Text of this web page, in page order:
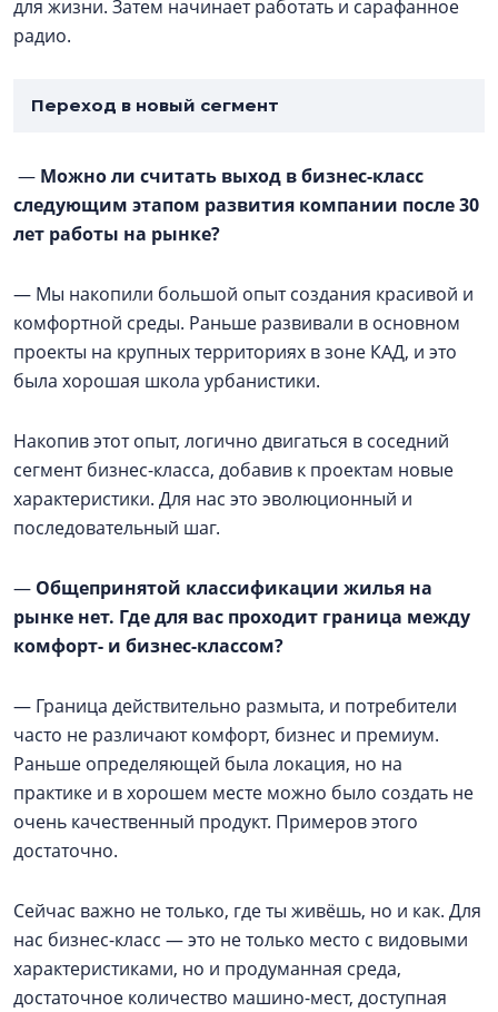
для жизни. Затем начинает работать и сарафанное
радио.
Переход в новый сегмент
— Можно ли считать выход в бизнес-класс
следующим этапом развития компании после 30
лет работы на рынке?
— Мы накопили большой опыт создания красивой и
комфортной среды. Раньше развивали в основном
проекты на крупных территориях в зоне КАД, и это
была хорошая школа урбанистики.
Накопив этот опыт, логично двигаться в соседний
сегмент бизнес-класса, добавив к проектам новые
характеристики. Для нас это эволюционный и
последовательный шаг.
— Общепринятой классификации жилья на
рынке нет. Где для вас проходит граница между
комфорт- и бизнес-классом?
— Граница действительно размыта, и потребители
часто не различают комфорт, бизнес и премиум.
Раньше определяющей была локация, но на
практике и в хорошем месте можно было создать не
очень качественный продукт. Примеров этого
достаточно.
Сейчас важно не только, где ты живёшь, но и как. Для
нас бизнес-класс — это не только место с видовыми
характеристиками, но и продуманная среда,
достаточное количество машино-мест, доступная